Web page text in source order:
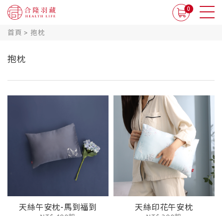
0
首頁 > 抱枕
抱枕
天絲午安枕-馬到福到 天絲印花午安枕